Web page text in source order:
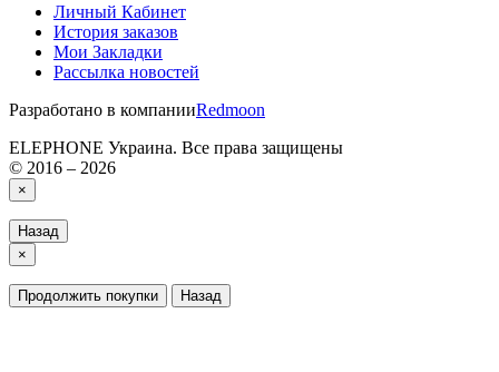
Личный Кабинет
История заказов
Мои Закладки
Рассылка новостей
Разработано в компанииRedmoon
ELEPHONE Украина. Все права защищены
© 2016 – 2026
×
Назад
×
Продолжить покупки Назад